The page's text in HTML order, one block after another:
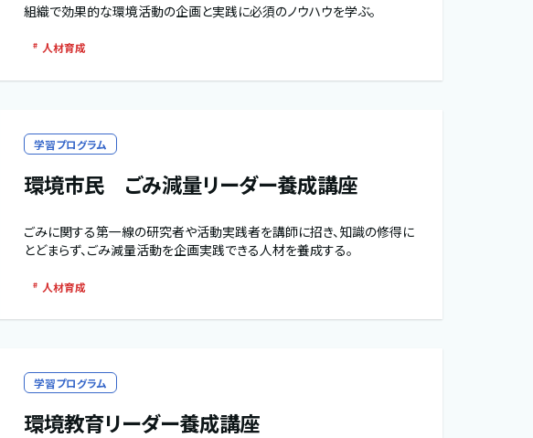
組織で効果的な環境活動の企画と実践に必須のノウハウを学ぶ。
人材育成
学習プログラム
環境市民 ごみ減量リーダー養成講座
ごみに関する第一線の研究者や活動実践者を講師に招き、知識の修得に
とどまらず、ごみ減量活動を企画実践できる人材を養成する。
人材育成
学習プログラム
環境教育リーダー養成講座